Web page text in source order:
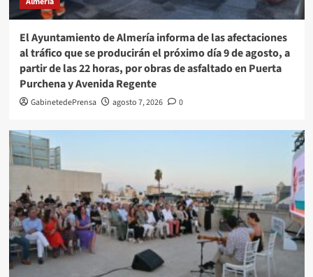
El Ayuntamiento de Almería informa de las afectaciones
al tráfico que se producirán el próximo día 9 de agosto, a
partir de las 22 horas, por obras de asfaltado en Puerta
Purchena y Avenida Regente
GabinetedePrensa agosto 7, 2026 0